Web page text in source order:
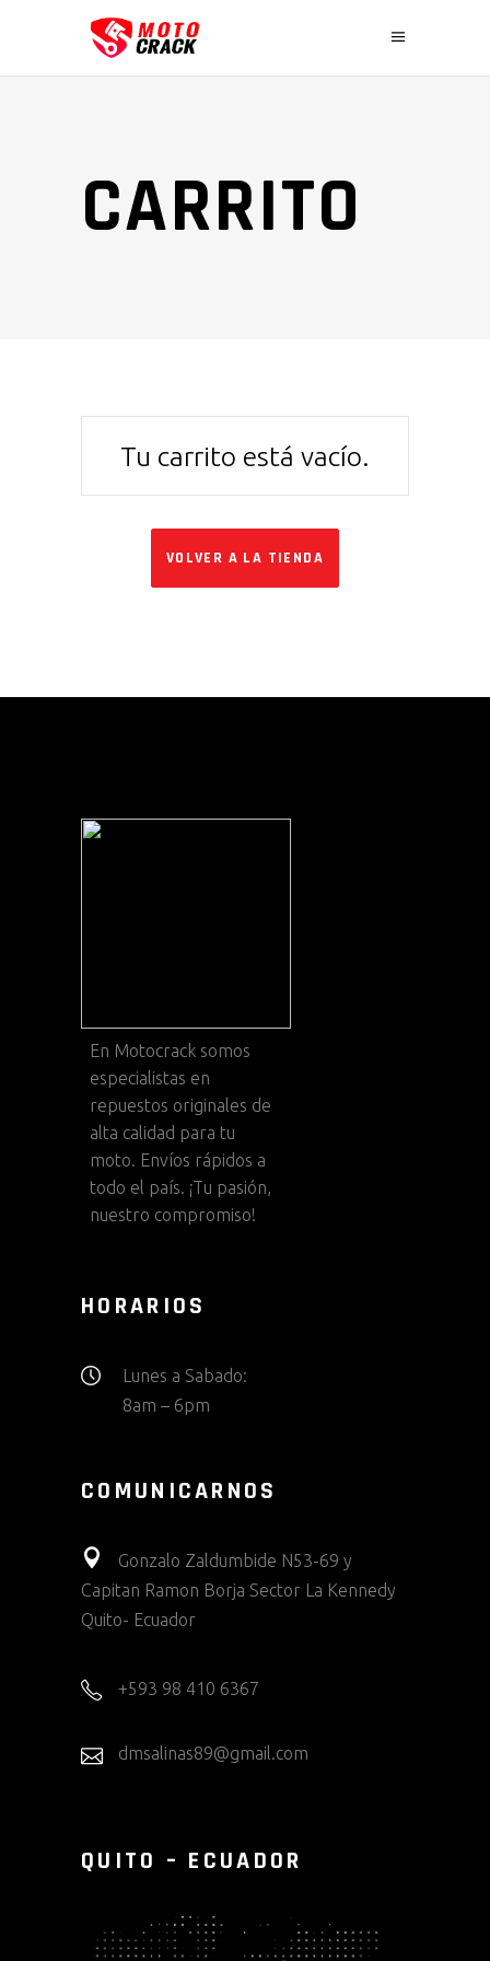
CARRITO
Tu carrito está vacío.
VOLVER A LA TIENDA
En Motocrack somos
especialistas en
repuestos originales de
alta calidad para tu
moto. Envíos rápidos a
todo el país. ¡Tu pasión,
nuestro compromiso!
HORARIOS
Lunes a Sabado:
8am – 6pm
COMUNICARNOS
Gonzalo Zaldumbide N53-69 y
Capitan Ramon Borja Sector La Kennedy
Quito- Ecuador
+593 98 410 6367
dmsalinas89@gmail.com
QUITO – ECUADOR